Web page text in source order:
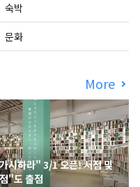
숙박
문화
More
시하라" 3/1 오픈! 서점 및
"도 출점